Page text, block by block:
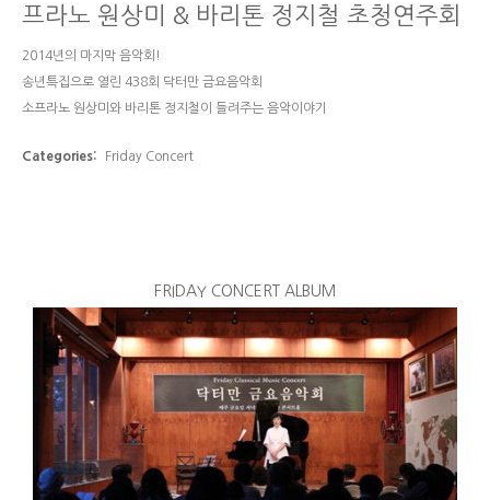
프라노 원상미 & 바리톤 정지철 초청연주회
2014년의 마지막 음악회!
송년특집으로 열린 438회 닥터만 금요음악회
소프라노 원상미와 바리톤 정지철이 들려주는 음악이야기
Categories: Friday Concert
FRIDAY CONCERT ALBUM